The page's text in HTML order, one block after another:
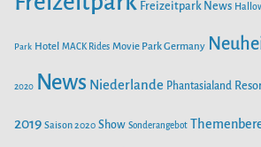
Freizeitpark News
Park Hotel MACK Rides Movie Park Germany
2020 News Niederlande Phantasialand
2019 Saison 2020 Show Sonderangebot